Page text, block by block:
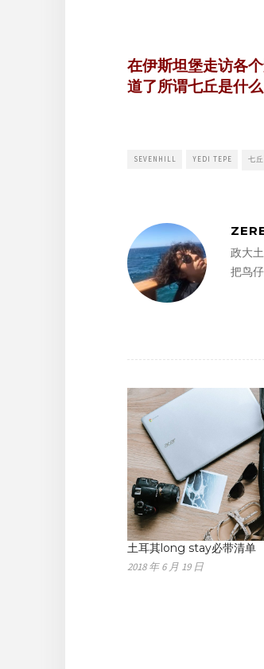
在伊斯坦堡走访各
道了所谓七丘是什么
SEVENHILL YEDI TEPE 七丘
政大
把鸟
土耳其long stay必带清单
2018 年 6 月 19 日